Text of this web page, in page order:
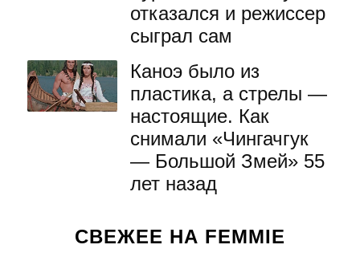
отказался и режиссер
сыграл сам
Каноэ было из
пластика, а стрелы —
настоящие. Как
снимали «Чингачгук
— Большой Змей» 55
лет назад
СВЕЖЕЕ НА FEMMIE